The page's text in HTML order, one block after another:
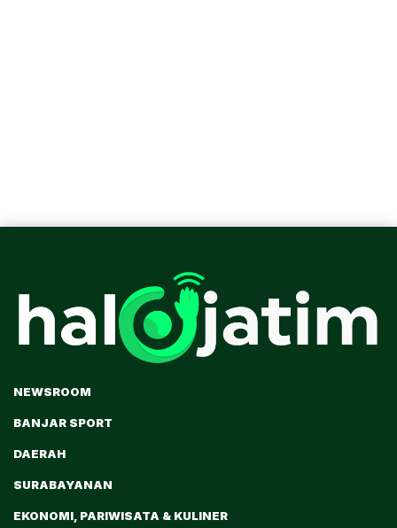
NEWSROOM
BANJAR SPORT
DAERAH
SURABAYANAN
EKONOMI, PARIWISATA & KULINER